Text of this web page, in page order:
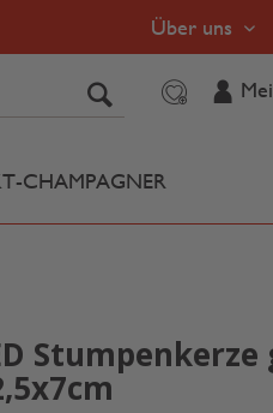
Über uns
CHAMPAGNER